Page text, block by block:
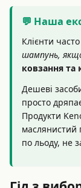
💬 Наша
Клієнти
шампунь,
ковзання та
Дешеві
просто
Продукти
маслянистий
по льоду, не